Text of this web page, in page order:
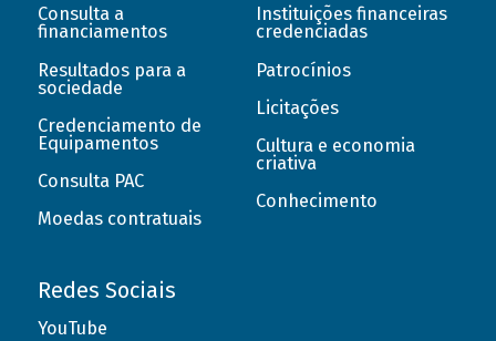
Consulta a
financiamentos
Resultados para a
sociedade
Credenciamento de
Equipamentos
Consulta PAC
Moedas contratuais
Instituições financeiras
credenciadas
Patrocínios
Licitações
Cultura e economia
criativa
Conhecimento
Redes Sociais
YouTube